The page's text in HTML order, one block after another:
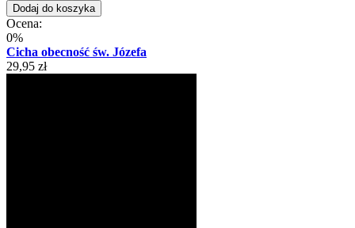
Dodaj do koszyka
Ocena:
0%
Cicha obecność św. Józefa
29,95 zł